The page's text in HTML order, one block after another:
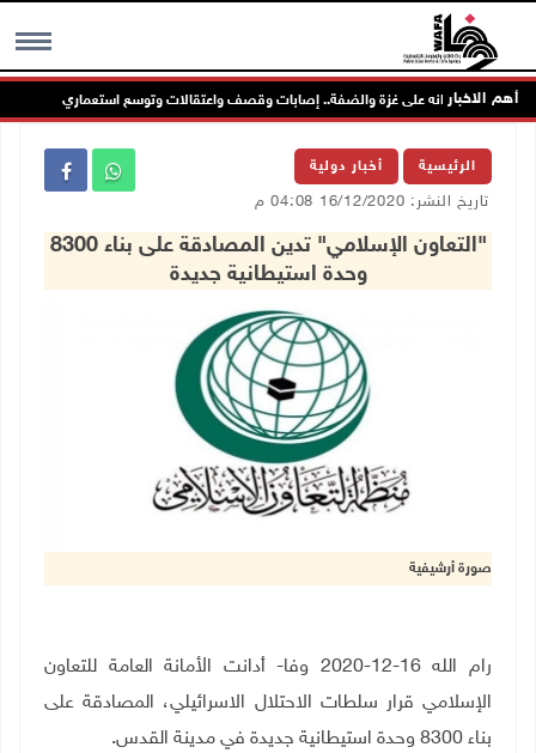
MENU أهم الاخبار
يواصل عدوانه على غزة والضفة.. إصابات وقصف واعتقالات وتوسع استعماري
الرئيسية أخبار دولية
تاريخ النشر: 16/12/2020 04:08 م
"التعاون الإسلامي" تدين المصادقة على بناء 8300
وحدة استيطانية جديدة
صورة أرشيفية
رام الله 16-12-2020 وفا- أدانت الأمانة العامة للتعاون
الإسلامي قرار سلطات الاحتلال الاسرائيلي، المصادقة على
بناء 8300 وحدة استيطانية جديدة في مدينة القدس.